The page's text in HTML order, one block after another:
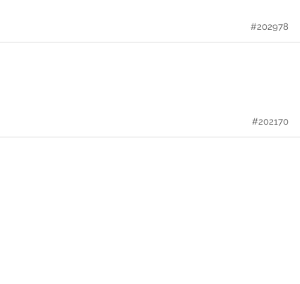
#202978
#202170